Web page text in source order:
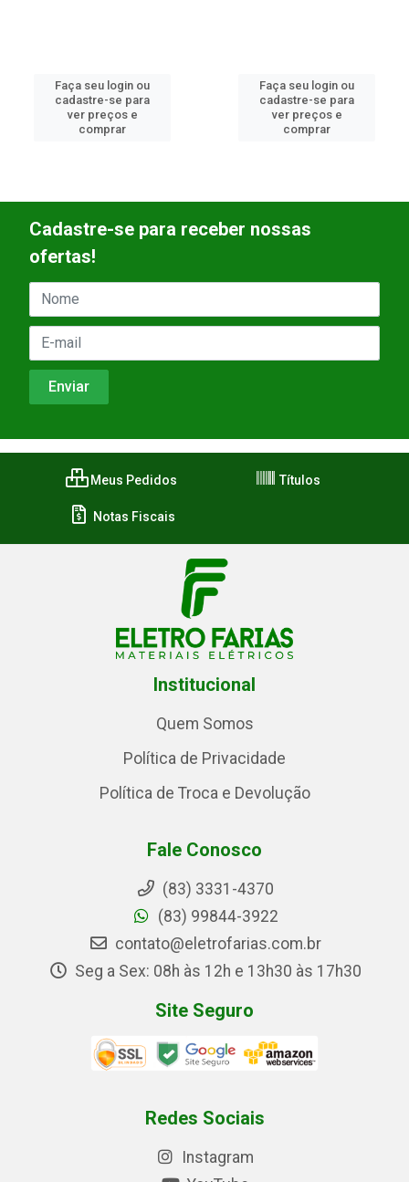
Faça seu login ou
cadastre-se para
ver preços e
comprar
Faça seu login ou
cadastre-se para
ver preços e
comprar
Cadastre-se para receber nossas
ofertas!
Meus Pedidos Títulos
Notas Fiscais
Institucional
Quem Somos
Política de Privacidade
Política de Troca e Devolução
Fale Conosco
(83) 3331-4370
(83) 99844-3922
contato@eletrofarias.com.br
Seg a Sex: 08h às 12h e 13h30 às 17h30
Site Seguro
Redes Sociais
Instagram